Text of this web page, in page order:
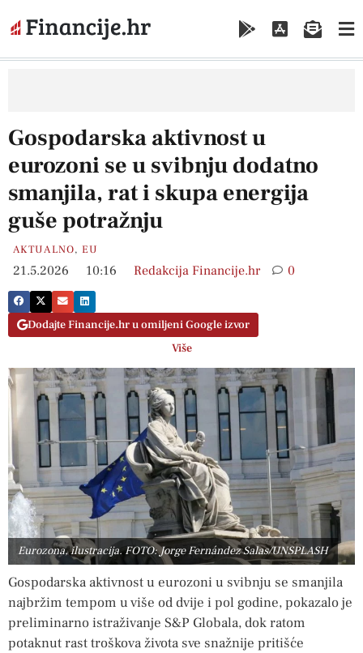
Gospodarska aktivnost u
eurozoni se u svibnju dodatno
smanjila, rat i skupa energija
guše potražnju
AKTUALNO,EU
21.5.2026 10:16 Redakcija Financije.hr 0
Dodajte Financije.hr u omiljeni Google izvor
Više
Eurozona, ilustracija. FOTO: Jorge Fernández Salas/UNSPLASH
Gospodarska aktivnost u eurozoni u svibnju se smanjila
najbržim tempom u više od dvije i pol godine, pokazalo je
preliminarno istraživanje S&P Globala, dok ratom
potaknut rast troškova života sve snažnije pritišće